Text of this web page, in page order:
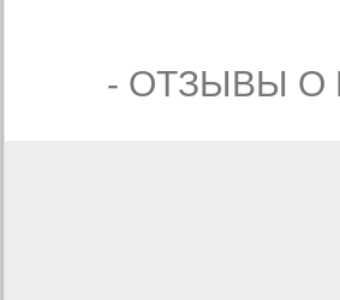
- ОТЗЫВЫ О